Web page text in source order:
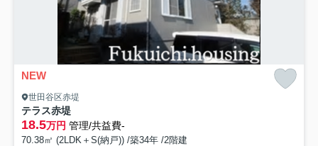
NEW
世田谷区赤堤
テラス赤堤
18.5万円 管理/共益費-
70.38㎡ (2LDK＋S(納戸)) /築34年 /2階建